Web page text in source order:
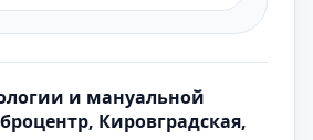
и мануальной
Кировградская,